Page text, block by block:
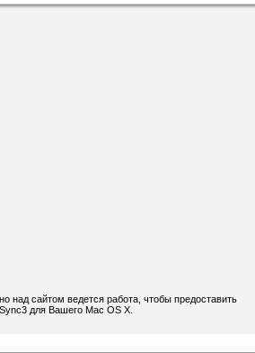
над сайтом ведется работа, чтобы предоставить
для Вашего Mac OS X.